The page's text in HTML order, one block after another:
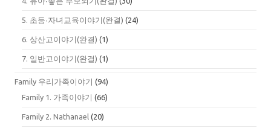
5. 초등∙자녀교육이야기(완결) (24)
6. 상산고이야기(완결) (1)
7. 일반고이야기(완결) (1)
Family 우리가족이야기 (94)
Family 1. 가족이야기 (66)
Family 2. Nathanael (20)